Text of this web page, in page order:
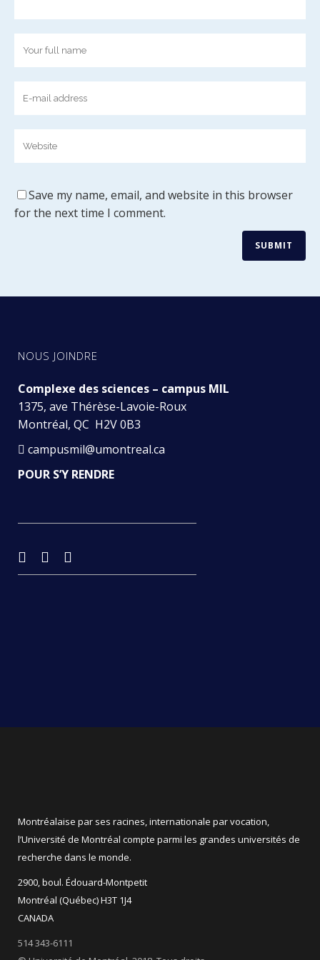
DÈS 17 H
PIQUE-NIQUE CITOYEN
Des restaurateurs locaux seront sur place pour vous
servir de la nourriture et des rafraîchissements à prix
abordable. Des tables de pique-nique seront
également disponibles si vous souhaitez apporter
20 H
FRESQUE ANIMÉE
Le Complexe des sciences s’illuminera dès 20 h grâce
aux étudiants de la Faculté de l’aménagement, en
et avec le soutien
. Voyez une fresque animée sur le thème
Save my name, email, and website in this browser
for the next time I comment.
NOUS JOINDRE
Complexe des sciences – campus MIL
1375, ave Thérèse-Lavoie-Roux
Montréal, QC H2V 0B3
campusmil@umontreal.ca
POUR S’Y RENDRE
Montréalaise par ses racines, internationale par vocation,
l’Université de Montréal compte parmi les grandes universités de
recherche dans le monde.
2900, boul. Édouard-Montpetit
Montréal (Québec) H3T 1J4
CANADA
514 343-6111